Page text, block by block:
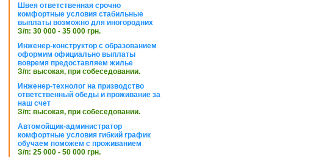
Швея ответственная срочно
комфортные условия стабильные
выплаты возможно для иногородних
З/п: 30 000 - 35 000 грн.
Инженер-конструктор с образованием
оформим официально выплаты
вовремя предоставляем жилье
З/п: высокая, при собеседовании.
Инженер-технолог на призводство
ответственный обеды и проживание за
наш счет
З/п: высокая, при собеседовании.
Автомойщик-администратор
комфортные условия гибкий график
обучаем поможем с проживанием
З/п: 25 000 - 50 000 грн.